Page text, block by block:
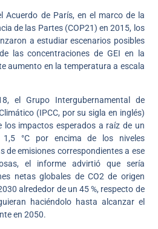
Acuerdo de París, en el marco de la
de las Partes (COP21) en 2015, los
a estudiar escenarios posibles
las concentraciones de GEI en la
aumento en la temperatura a escala
el Grupo Intergubernamental de
(IPCC, por su sigla en inglés)
los impactos esperados a raíz de un
1,5 °C por encima de los niveles
de emisiones correspondientes a ese
el informe advirtió que sería
netas globales de CO2 de origen
alrededor de un 45 %, respecto de
haciéndolo hasta alcanzar el
en 2050.